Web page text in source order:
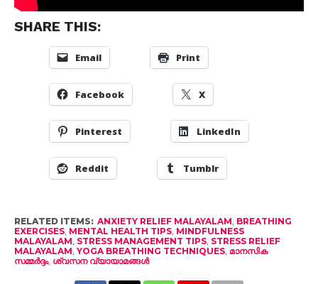
SHARE THIS:
Email Print
Facebook X
Pinterest LinkedIn
Reddit Tumblr
RELATED ITEMS: ANXIETY RELIEF MALAYALAM, BREATHING
EXERCISES, MENTAL HEALTH TIPS, MINDFULNESS
MALAYALAM, STRESS MANAGEMENT TIPS, STRESS RELIEF
MALAYALAM, YOGA BREATHING TECHNIQUES, മാനസിക
സമ്മർദ്ദം, ശ്വസന വ്യായാമങ്ങൾ